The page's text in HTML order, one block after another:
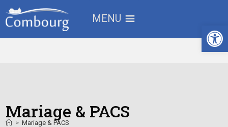
MENU
Mariage & PACS
> Mariage & PACS